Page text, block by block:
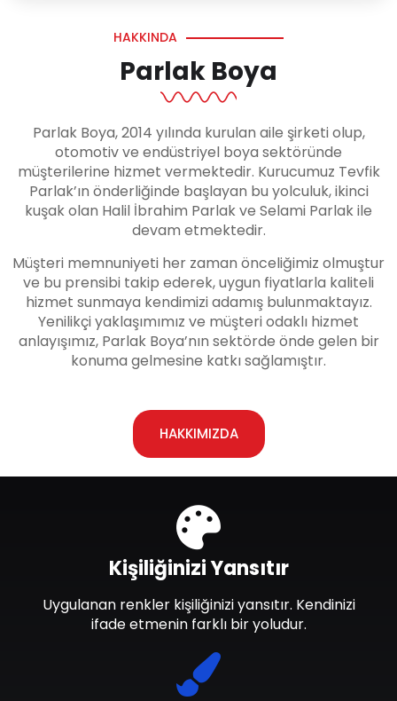
HAKKINDA
Parlak Boya
Parlak Boya, 2014 yılında kurulan aile şirketi olup,
otomotiv ve endüstriyel boya sektöründe
müşterilerine hizmet vermektedir. Kurucumuz Tevfik
Parlak’ın önderliğinde başlayan bu yolculuk, ikinci
kuşak olan Halil İbrahim Parlak ve Selami Parlak ile
devam etmektedir.
Müşteri memnuniyeti her zaman önceliğimiz olmuştur
ve bu prensibi takip ederek, uygun fiyatlarla kaliteli
hizmet sunmaya kendimizi adamış bulunmaktayız.
Yenilikçi yaklaşımımız ve müşteri odaklı hizmet
anlayışımız, Parlak Boya’nın sektörde önde gelen bir
konuma gelmesine katkı sağlamıştır.
HAKKIMIZDA
Kişiliğinizi Yansıtır
Uygulanan renkler kişiliğinizi yansıtır. Kendinizi
ifade etmenin farklı bir yoludur.